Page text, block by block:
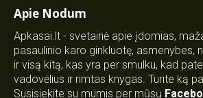
Apie Nodum
Apkasai.lt - svetainė apie įdomias,
pasaulinio karo ginkluotę, asmenybes,
ir visą kitą, kas yra per smulku, kad
vadovėlius ir rimtas knygas. Turite ką
Susisiekite su mumis per mūsų